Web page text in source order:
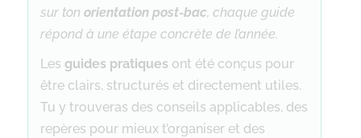
sur ton orientation post-bac, chaque guide
répond à une étape concrète de l’année.
Les guides pratiques ont été conçus pour
être clairs, structurés et directement utiles.
Tu y trouveras des conseils applicables, des
repères pour mieux t’organiser et des